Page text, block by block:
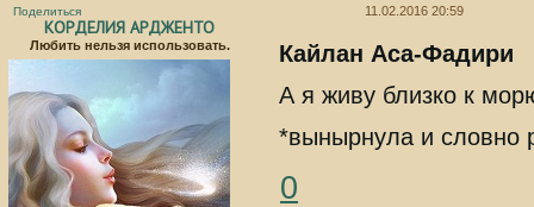
Поделиться 11.02.2016 20:59
КОРДЕЛИЯ АРДЖЕНТО
Любить нельзя использовать.
Кайлан Аса-Фадири
А я живу близко к
*вынырнула и словно
0